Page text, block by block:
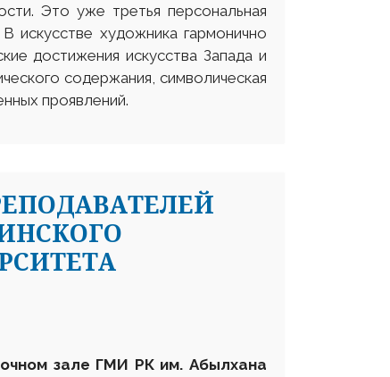
Это уже третья персональная
художника гармонично
достижения искусства Запада и
содержания, символическая
проявлений.
зале ГМИ РК им. Абылхана